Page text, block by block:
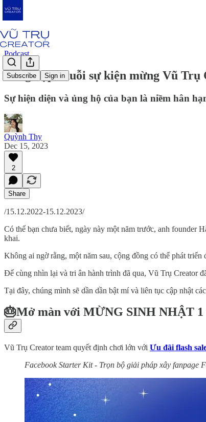
Subscribe Sign in
Podcast
Tổng hợp chuỗi sự kiện mừng Vũ
Sự hiện diện và ủng hộ của bạn là niềm hân
Quỳnh Thy
Dec 15, 2023
2
Share
/15.12.2022-15.12.2023/
Có thể bạn chưa biết, ngày này một năm trước, anh founder
khai.
Không ai ngờ rằng, một năm sau, cộng đồng có thể phát
Để cùng nhìn lại và tri ân hành trình đã qua, Vũ Trụ Creator
Tại đây, chúng mình sẽ dần dần bật mí và liên tục cập nhật
🎂Mở màn với MỪNG SINH NHẬT
Vũ Trụ Creator team quyết định chơi lớn với Ưu đãi flash
Facebook Starter Kit - Trọn bộ giải pháp xây fanpage